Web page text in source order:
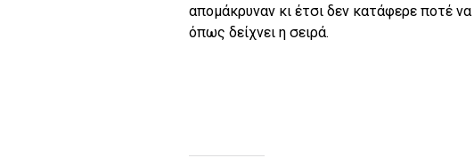
απομάκρυναν κι έτσι δεν κατάφερε ποτέ
όπως δείχνει η σειρά.